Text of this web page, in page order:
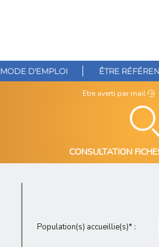
MODE D'EMPLOI ÊTRE
Etre averti par mail
CONSULTATION
Population(s) accueillie(s)* :